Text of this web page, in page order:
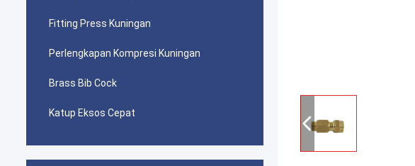
Fitting Press Kuningan
Perlengkapan Kompresi Kuningan
Brass Bib Cock
Katup Eksos Cepat